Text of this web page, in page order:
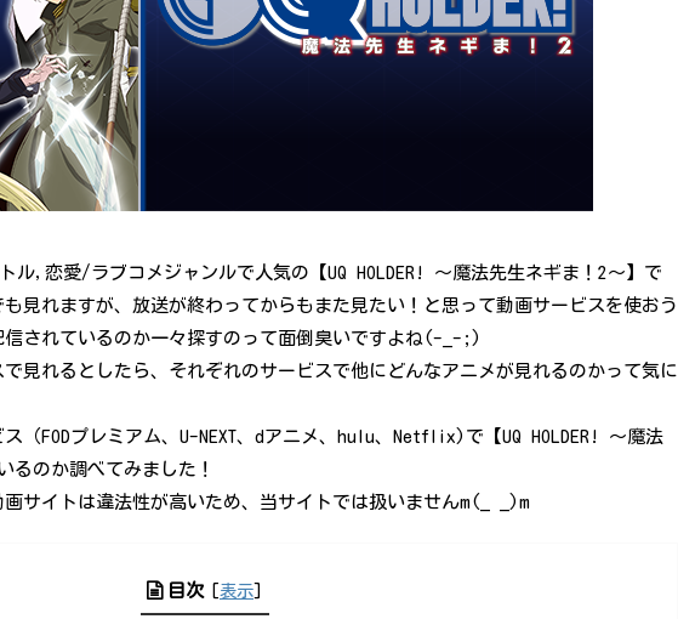
,恋愛/ラブコメジャンルで人気の【UQ HOLDER! ～魔法先生ネギま！2～】で
見れますが、放送が終わってからもまた見たい！と思って動画サービスを使おう
信されているのか一々探すのって面倒臭いですよね(-_-;)
見れるとしたら、それぞれのサービスで他にどんなアニメが見れるのかって気に
（FODプレミアム、U-NEXT、dアニメ、hulu、Netflix)で【UQ HOLDER! ～魔法
るのか調べてみました！
サイトは違法性が高いため、当サイトでは扱いませんm(_ _)m
目次 [表示]